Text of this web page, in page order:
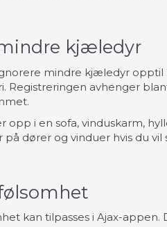
kjæledyr
mindre kjæledyr
Registreringen avhenger
opp i en sofa, vinduskarm,
dører og vinduer hvis du
kan tilpasses i Ajax-